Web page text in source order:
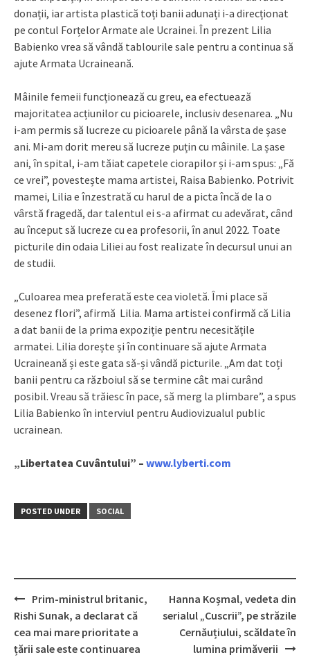
donații, iar artista plastică toți banii adunați i-a direcționat
pe contul Forțelor Armate ale Ucrainei. În prezent Lilia
Babienko vrea să vândă tablourile sale pentru a continua să
ajute Armata Ucraineană.
Mâinile femeii funcționează cu greu, ea efectuează
majoritatea acțiunilor cu picioarele, inclusiv desenarea. „Nu
i-am permis să lucreze cu picioarele până la vârsta de șase
ani. Mi-am dorit mereu să lucreze puțin cu mâinile. La șase
ani, în spital, i-am tăiat capetele ciorapilor și i-am spus: „Fă
ce vrei”, povestește mama artistei, Raisa Babienko. Potrivit
mamei, Lilia e înzestrată cu harul de a picta încă de la o
vârstă fragedă, dar talentul ei s-a afirmat cu adevărat, când
au început să lucreze cu ea profesorii, în anul 2022. Toate
picturile din odaia Liliei au fost realizate în decursul unui an
de studii.
„Culoarea mea preferată este cea violetă. Îmi place să
desenez flori”, afirmă Lilia. Mama artistei confirmă că Lilia
a dat banii de la prima expoziție pentru necesitățile
armatei. Lilia dorește și în continuare să ajute Armata
Ucraineană și este gata să-și vândă picturile. „Am dat toți
banii pentru ca războiul să se termine cât mai curând
posibil. Vreau să trăiesc în pace, să merg la plimbare”, a spus
Lilia Babienko în interviul pentru Audiovizualul public
ucrainean.
„Libertatea Cuvântului” – www.lyberti.com
POSTED UNDER SOCIAL
Post
navigation
Prim-ministrul britanic,
Rishi Sunak, a declarat că
cea mai mare prioritate a
țării sale este continuarea
Hanna Koșmal, vedeta din
serialul „Cuscrii”, pe străzile
Cernăuțiului, scăldate în
lumina primăverii